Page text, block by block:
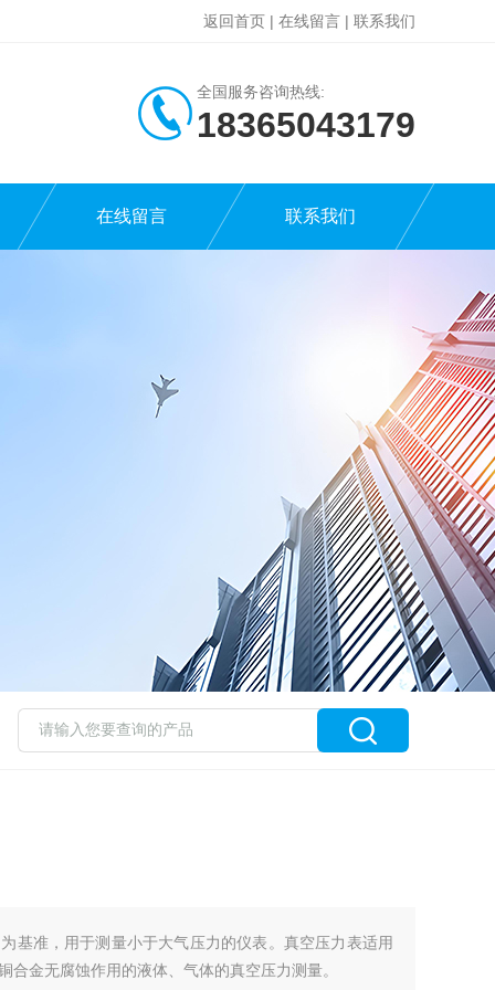
返回首页 | 在线留言 | 联系我们
全国服务咨询热线:
18365043179
在线留言 联系我们
基准，用于测量小于大气压力的仪表。真空压力表适用
金无腐蚀作用的液体、气体的真空压力测量。